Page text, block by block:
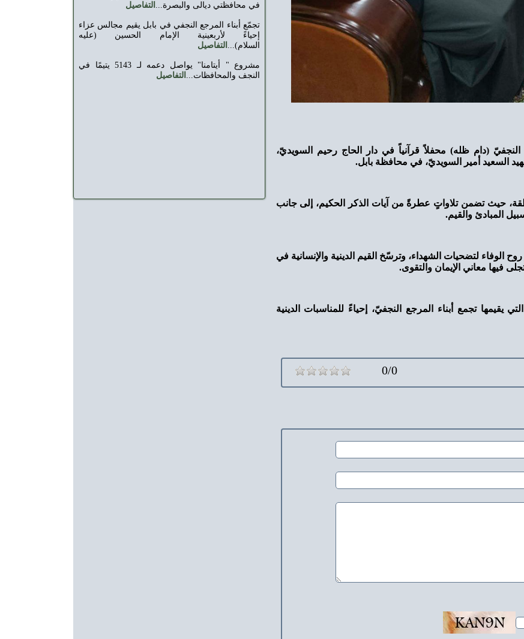
النجفيّ (دام ظله) محفلاً قرآنياً في دار الحاج رحيم السويديّ،
السعيد أمير السويديّ، في محافظة بابل.
حيث تضمن تلاواتٍ عطرةً من آيات الذكر الحكيم، إلى جانب
المبادئ والقيم.
الوفاء لتضحيات الشهداء، وترسّخ القيم الدينية والإنسانية في
فيها معاني الإيمان والتقوى.
تجمع أبناء المرجع النجفيّ، إحياءً للمناسبات الدينية
في محافظتي ديالى والبصرة... التفاصيل
تجمّع أبناء المرجع النجفي في بابل يقيم مجالس عزاء
إحياءً ‏لأربعينية الإمام الحسين (عليه
السلام)‏... التفاصيل
مشروع " أيتامنا" يواصل دعمه لـ 5143 يتيمًا في
النجف والمحافظات... التفاصيل
0/0